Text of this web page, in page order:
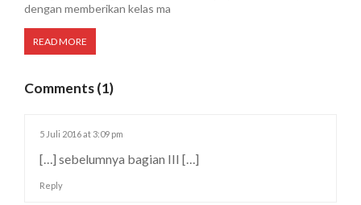
dengan memberikan kelas ma
READ MORE
Comments (1)
5 Juli 2016 at 3:09 pm
[…] sebelumnya bagian III […]
Reply